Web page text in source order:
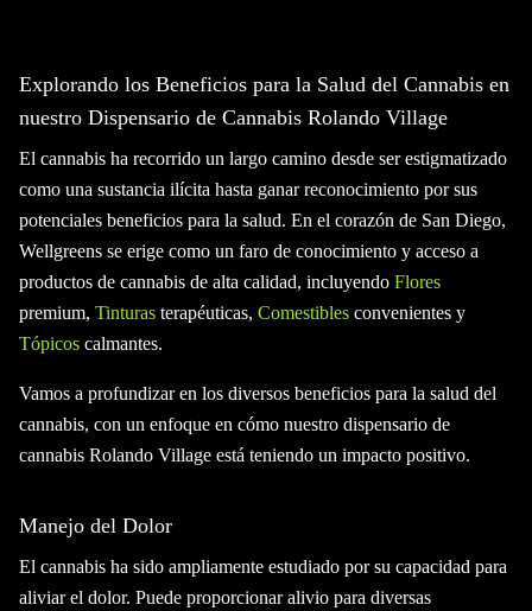
Explorando los Beneficios para la Salud del Cannabis en
nuestro Dispensario de Cannabis Rolando Village
El cannabis ha recorrido un largo camino desde ser estigmatizado
como una sustancia ilícita hasta ganar reconocimiento por sus
potenciales beneficios para la salud. En el corazón de San Diego,
Wellgreens se erige como un faro de conocimiento y acceso a
productos de cannabis de alta calidad, incluyendo Flores
premium, Tinturas terapéuticas, Comestibles convenientes y
Tópicos calmantes.
Vamos a profundizar en los diversos beneficios para la salud del
cannabis, con un enfoque en cómo nuestro dispensario de
cannabis Rolando Village está teniendo un impacto positivo.
Manejo del Dolor
El cannabis ha sido ampliamente estudiado por su capacidad para
aliviar el dolor. Puede proporcionar alivio para diversas